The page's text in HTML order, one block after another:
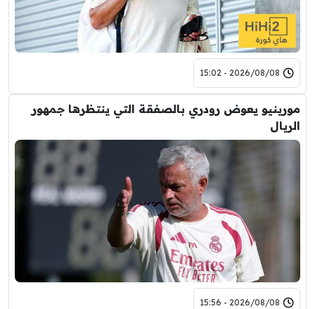
2026/08/08 - 15:02
مورينيو يعوض رودري بالصفقة التي ينتظرها جمهور
الريال
2026/08/08 - 15:56